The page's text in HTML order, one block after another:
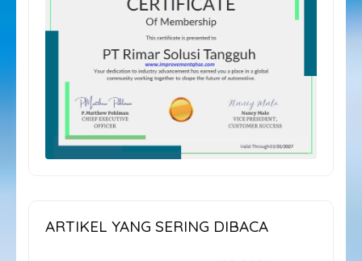
ARTIKEL YANG SERING DIBACA